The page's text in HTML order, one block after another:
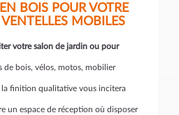
BOIS POUR VOTRE
MOBILES
votre salon de jardin ou pour
de bois, vélos, motos, mobilier
finition qualitative vous incitera
un espace de réception où disposer